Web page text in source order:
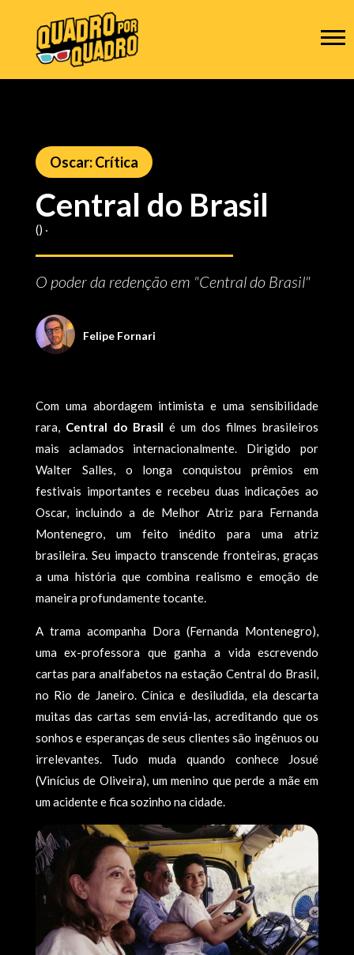
Oscar: Crítica
Central do Brasil
() ‧
O poder da redenção em "Central do Brasil"
Felipe Fornari
Com uma abordagem intimista e uma sensibilidade
rara, Central do Brasil é um dos filmes brasileiros
mais aclamados internacionalmente. Dirigido por
Walter Salles, o longa conquistou prêmios em
festivais importantes e recebeu duas indicações ao
Oscar, incluindo a de Melhor Atriz para Fernanda
Montenegro, um feito inédito para uma atriz
brasileira. Seu impacto transcende fronteiras, graças
a uma história que combina realismo e emoção de
maneira profundamente tocante.
A trama acompanha Dora (Fernanda Montenegro),
uma ex-professora que ganha a vida escrevendo
cartas para analfabetos na estação Central do Brasil,
no Rio de Janeiro. Cínica e desiludida, ela descarta
muitas das cartas sem enviá-las, acreditando que os
sonhos e esperanças de seus clientes são ingênuos ou
irrelevantes. Tudo muda quando conhece Josué
(Vinícius de Oliveira), um menino que perde a mãe em
um acidente e fica sozinho na cidade.